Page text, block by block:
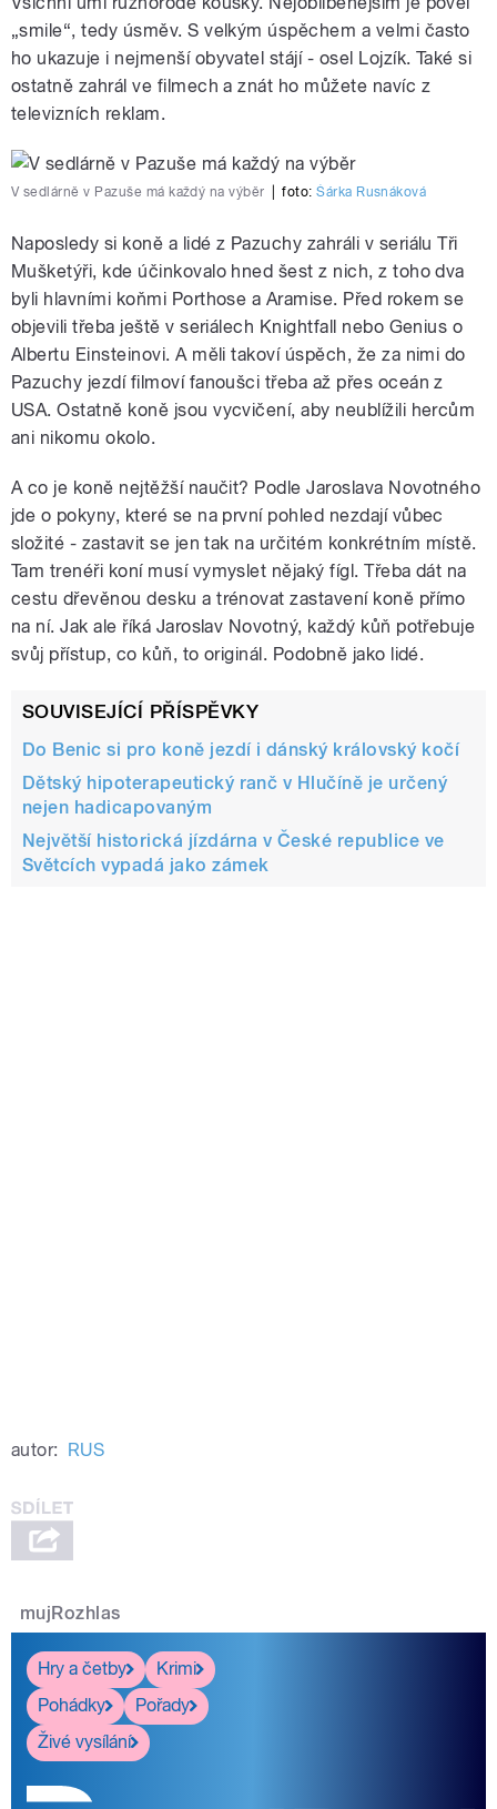
„smile“, tedy úsměv. S velkým úspěchem a velmi často
ho ukazuje i nejmenší obyvatel stájí - osel Lojzík. Také si
ostatně zahrál ve filmech a znát ho můžete navíc z
televizních reklam.
V sedlárně v Pazuše má každý na výběr foto:Šárka Rusnáková
Naposledy si koně a lidé z Pazuchy zahráli v seriálu Tři
Mušketýři, kde účinkovalo hned šest z nich, z toho dva
byli hlavními koňmi Porthose a Aramise. Před rokem se
objevili třeba ještě v seriálech Knightfall nebo Genius o
Albertu Einsteinovi. A měli takoví úspěch, že za nimi do
Pazuchy jezdí filmoví fanoušci třeba až přes oceán z
USA. Ostatně koně jsou vycvičení, aby neublížili hercům
ani nikomu okolo.
A co je koně nejtěžší naučit? Podle Jaroslava Novotného
jde o pokyny, které se na první pohled nezdají vůbec
složité - zastavit se jen tak na určitém konkrétním místě.
Tam trenéři koní musí vymyslet nějaký fígl. Třeba dát na
cestu dřevěnou desku a trénovat zastavení koně přímo
na ní. Jak ale říká Jaroslav Novotný, každý kůň potřebuje
svůj přístup, co kůň, to originál. Podobně jako lidé.
SOUVISEJÍCÍ PŘÍSPĚVKY
Do Benic si pro koně jezdí i dánský královský kočí
Dětský hipoterapeutický ranč v Hlučíně je určený
nejen hadicapovaným
Největší historická jízdárna v České republice ve
Světcích vypadá jako zámek
autor: RUS
mujRozhlas
Hry a četby
Krimi
Pohádky
Pořady
Živé vysílání